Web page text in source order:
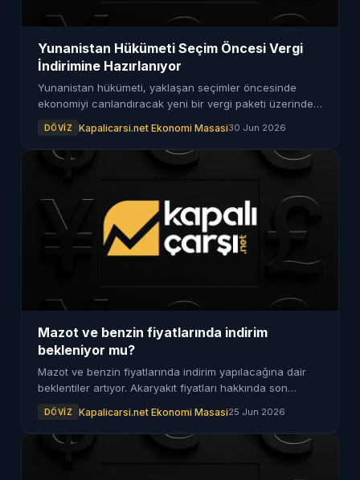
Yunanistan Hükümeti Seçim Öncesi Vergi
İndirimine Hazırlanıyor
Yunanistan hükümeti, yaklaşan seçimler öncesinde
ekonomiyi canlandıracak yeni bir vergi paketi üzerinde
işletmelere hitap etmesi bekleniyor.
DÖVIZ Kapalicarsi.net Ekonomi Masasi30 Jun 2026
Mazot ve benzin fiyatlarında indirim
bekleniyor mu?
Mazot ve benzin fiyatlarında indirim yapılacağına dair
beklentiler artıyor. Akaryakıt fiyatları hakkında son
DÖVIZ Kapalicarsi.net Ekonomi Masasi25 Jun 2026